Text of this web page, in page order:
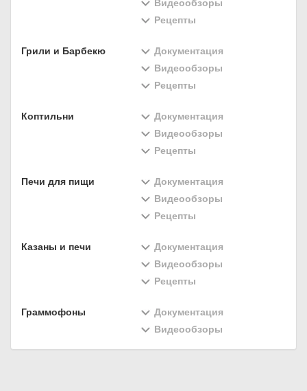
Рецепты
Грили и Барбекю
Документация
Видеообзоры
Рецепты
Коптильни
Документация
Видеообзоры
Рецепты
Печи для пищи
Документация
Видеообзоры
Рецепты
Казаны и печи
Документация
Видеообзоры
Рецепты
Граммофоны
Документация
Видеообзоры